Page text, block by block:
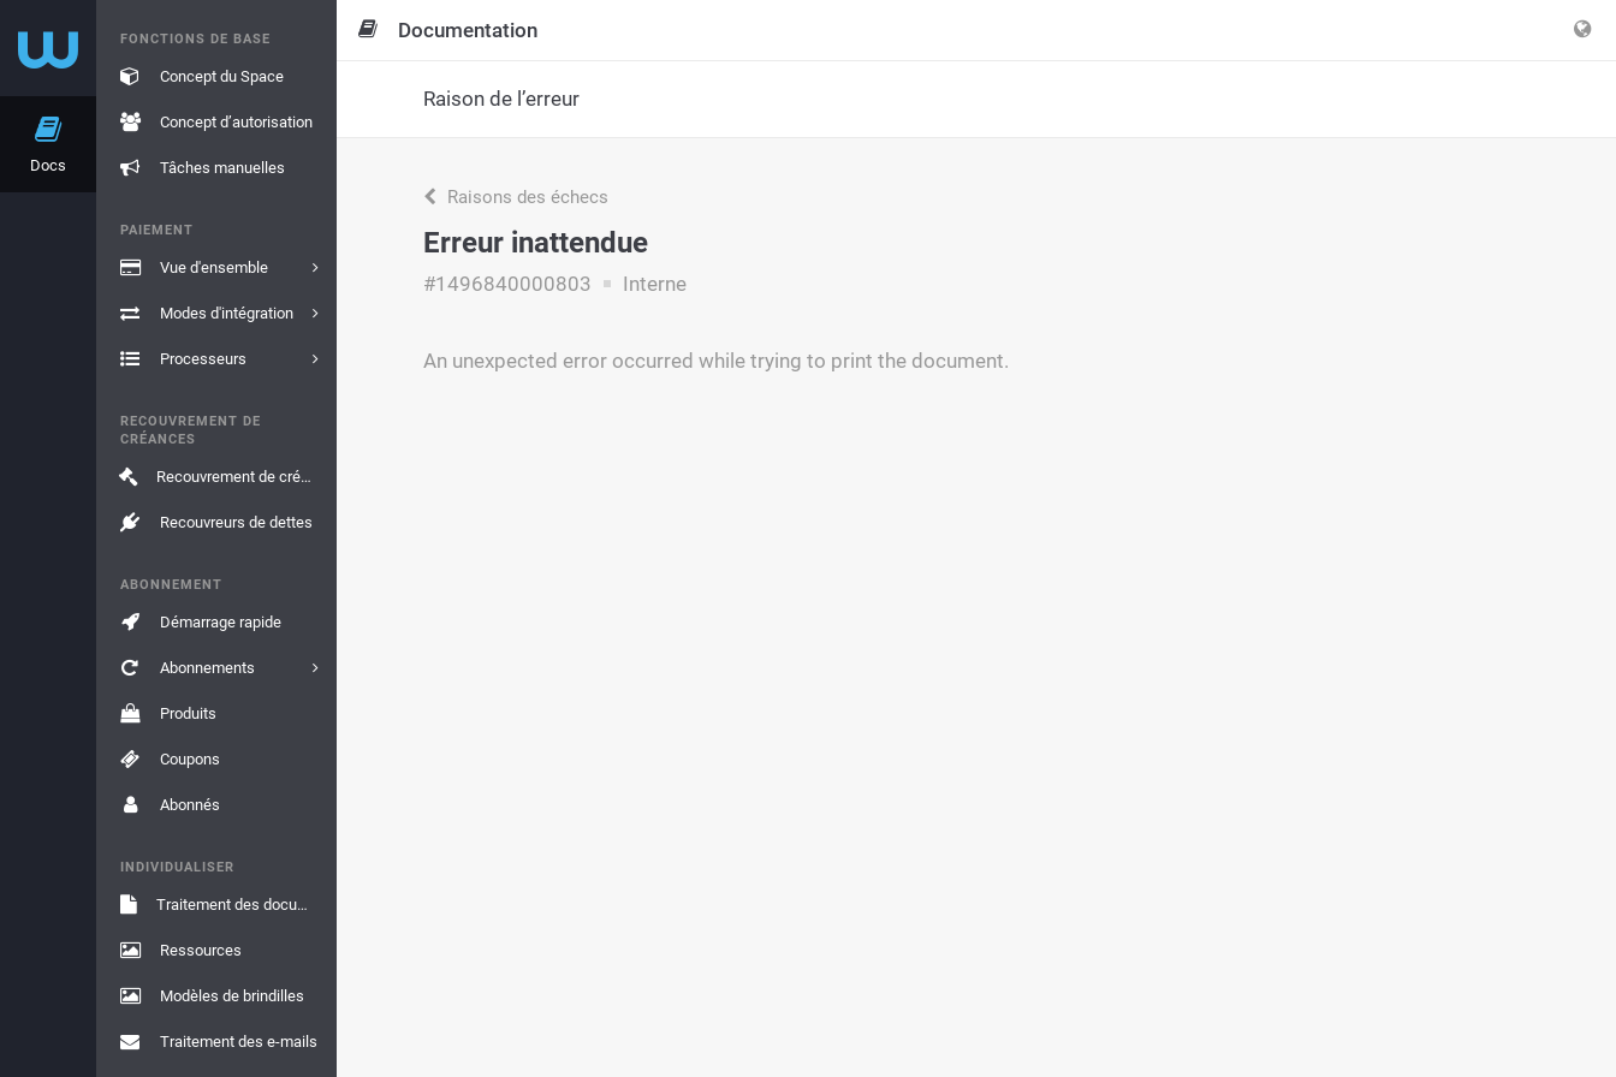
Docs
FONCTIONS DE BASE
Concept du Space
Concept d’autorisation
Tâches manuelles
PAIEMENT
Vue d'ensemble
Modes d'intégration
Processeurs
RECOUVREMENT DE
CRÉANCES
Recouvrement de créances
Recouvreurs de dettes
ABONNEMENT
Démarrage rapide
Abonnements
Produits
Coupons
Abonnés
INDIVIDUALISER
Traitement des documents
Ressources
Modèles de brindilles
Traitement des e-mails
Documentation
Raison de l’erreur
Raisons des échecs
Erreur inattendue
#1496840000803 Interne
An unexpected error occurred while trying to print the document.